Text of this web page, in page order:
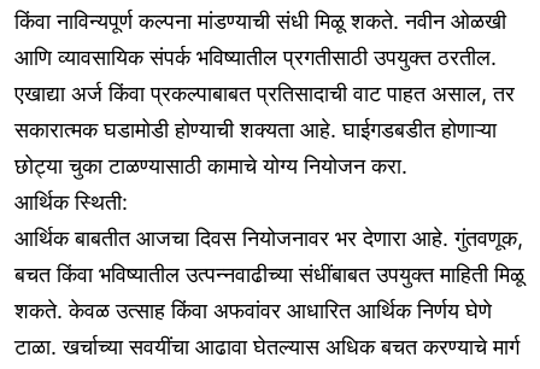
किंवा नाविन्यपूर्ण कल्पना मांडण्याची संधी मिळू शकते. नवीन ओळखी
आणि व्यावसायिक संपर्क भविष्यातील प्रगतीसाठी उपयुक्त ठरतील.
एखाद्या अर्ज किंवा प्रकल्पाबाबत प्रतिसादाची वाट पाहत असाल, तर
सकारात्मक घडामोडी होण्याची शक्यता आहे. घाईगडबडीत होणाऱ्या
छोट्या चुका टाळण्यासाठी कामाचे योग्य नियोजन करा.
आर्थिक स्थिती:
आर्थिक बाबतीत आजचा दिवस नियोजनावर भर देणारा आहे. गुंतवणूक,
बचत किंवा भविष्यातील उत्पन्नवाढीच्या संधींबाबत उपयुक्त माहिती मिळू
शकते. केवळ उत्साह किंवा अफवांवर आधारित आर्थिक निर्णय घेणे
टाळा. खर्चाच्या सवयींचा आढावा घेतल्यास अधिक बचत करण्याचे मार्ग